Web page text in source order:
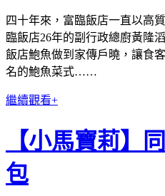
四十年來，富臨飯店一直以高
臨飯店26年的副行政總廚黃隆
飯店鮑魚做到家傳戶曉，讓食
名的鮑魚菜式……
繼續觀看+
【小馬寶莉】
包